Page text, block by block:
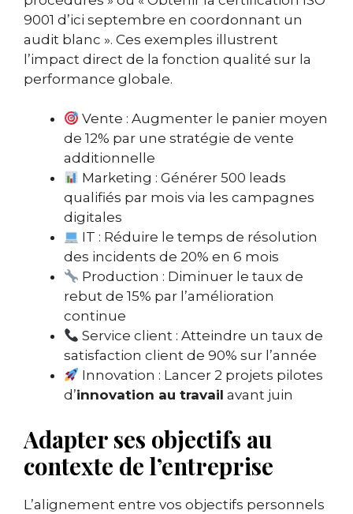
9001 d’ici septembre en coordonnant un
audit blanc ». Ces exemples illustrent
l’impact direct de la fonction qualité sur la
performance globale.
Vente : Augmenter le panier moyen
de 12% par une stratégie de vente
additionnelle
Marketing : Générer 500 leads
qualifiés par mois via les campagnes
digitales
IT : Réduire le temps de résolution
des incidents de 20% en 6 mois
Production : Diminuer le taux de
rebut de 15% par l’amélioration
continue
Service client : Atteindre un taux de
satisfaction client de 90% sur l’année
Innovation : Lancer 2 projets pilotes
d’innovation au travail avant juin
Adapter ses objectifs au
contexte de l’entreprise
L’alignement entre vos objectifs personnels